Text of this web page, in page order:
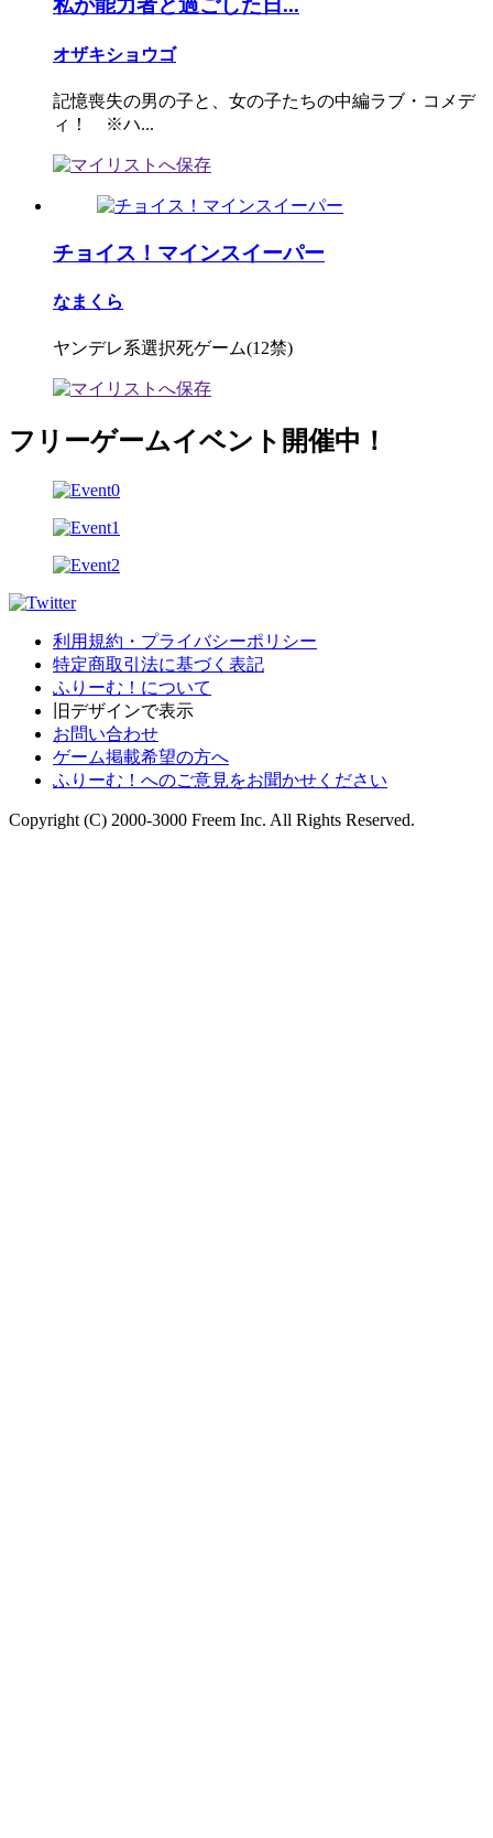
私が能力者と過ごした日...
オザキショウゴ
記憶喪失の男の子と、女の子たちの中編ラブ・コメデ
ィ！ ※ハ...
チョイス！マインスイーパー
なまくら
ヤンデレ系選択死ゲーム(12禁)
フリーゲームイベント開催中！
利用規約・プライバシーポリシー
特定商取引法に基づく表記
ふりーむ！について
旧デザインで表示
お問い合わせ
ゲーム掲載希望の方へ
ふりーむ！へのご意見をお聞かせください
Copyright (C) 2000-3000 Freem Inc. All Rights Reserved.